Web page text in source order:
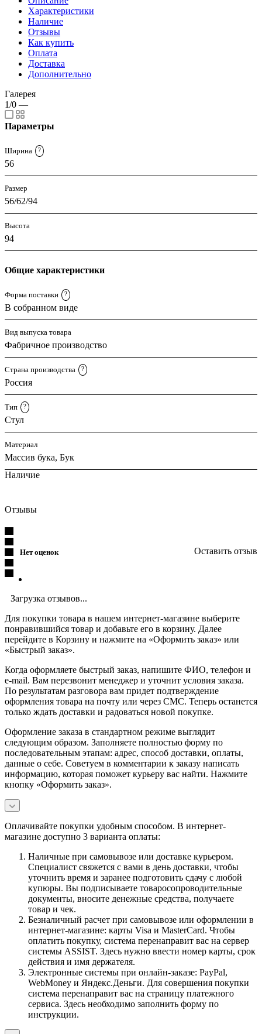
Характеристики
Наличие
Отзывы
Как купить
Оплата
Доставка
Дополнительно
Галерея
1/0 —
Параметры
Ширина ?
56
Размер
56/62/94
Высота
94
Общие характеристики
Форма поставки ?
В собранном виде
Вид выпуска товара
Фабричное производство
Страна производства ?
Россия
Тип ?
Стул
Материал
Массив бука, Бук
Наличие
Отзывы
Нет оценок Оставить отзыв
Загрузка отзывов...
Для покупки товара в нашем интернет-магазине выберите
понравившийся товар и добавьте его в корзину. Далее
перейдите в Корзину и нажмите на «Оформить заказ» или
«Быстрый заказ».
Когда оформляете быстрый заказ, напишите ФИО, телефон и
e-mail. Вам перезвонит менеджер и уточнит условия заказа.
По результатам разговора вам придет подтверждение
оформления товара на почту или через СМС. Теперь останется
только ждать доставки и радоваться новой покупке.
Оформление заказа в стандартном режиме выглядит
следующим образом. Заполняете полностью форму по
последовательным этапам: адрес, способ доставки, оплаты,
данные о себе. Советуем в комментарии к заказу написать
информацию, которая поможет курьеру вас найти. Нажмите
кнопку «Оформить заказ».
Оплачивайте покупки удобным способом. В интернет-
магазине доступно 3 варианта оплаты:
Наличные при самовывозе или доставке курьером.
Специалист свяжется с вами в день доставки, чтобы
уточнить время и заранее подготовить сдачу с любой
купюры. Вы подписываете товаросопроводительные
документы, вносите денежные средства, получаете
товар и чек.
Безналичный расчет при самовывозе или оформлении в
интернет-магазине: карты Visa и MasterCard. Чтобы
оплатить покупку, система перенаправит вас на сервер
системы ASSIST. Здесь нужно ввести номер карты, срок
действия и имя держателя.
Электронные системы при онлайн-заказе: PayPal,
WebMoney и Яндекс.Деньги. Для совершения покупки
система перенаправит вас на страницу платежного
сервиса. Здесь необходимо заполнить форму по
инструкции.